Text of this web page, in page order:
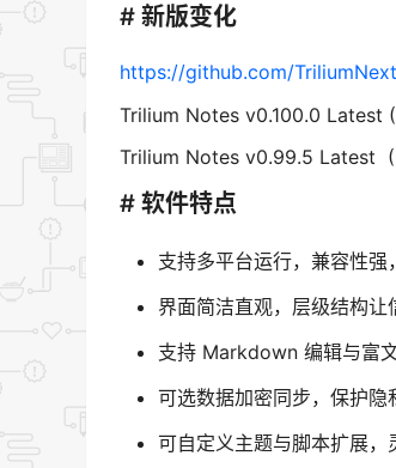
# 新版变化
https://github.com/
Trilium Notes v0.100.0 Latest
Trilium Notes v0.99.5 Latest
# 软件特点
支持多平台运行，兼容性强
界面简洁直观，层级结构让
支持 Markdown 编辑与富文
可选数据加密同步，保护隐
可自定义主题与脚本扩展，